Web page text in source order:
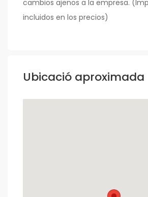
cambios ajenos a la empresa.
incluidos en los precios)
Ubicació aproximada